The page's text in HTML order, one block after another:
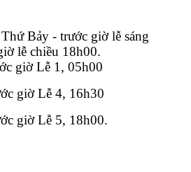
Bảy - trước giờ lễ sáng
lễ chiều 18h00.
giờ Lễ 1, 05h00
4, 16h30
5, 18h00.